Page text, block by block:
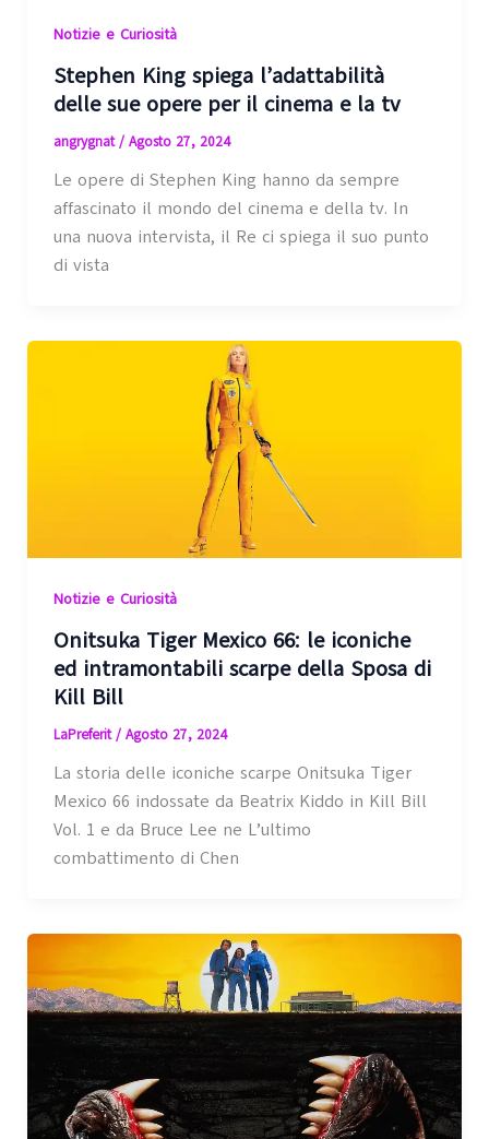
Notizie e Curiosità
Stephen King spiega l’adattabilità
delle sue opere per il cinema e la tv
angrygnat/ Agosto 27, 2024
Le opere di Stephen King hanno da sempre
affascinato il mondo del cinema e della tv. In
una nuova intervista, il Re ci spiega il suo punto
di vista
Notizie e Curiosità
Onitsuka Tiger Mexico 66: le iconiche
ed intramontabili scarpe della Sposa di
Kill Bill
LaPreferit/ Agosto 27, 2024
La storia delle iconiche scarpe Onitsuka Tiger
Mexico 66 indossate da Beatrix Kiddo in Kill Bill
Vol. 1 e da Bruce Lee ne L’ultimo
combattimento di Chen